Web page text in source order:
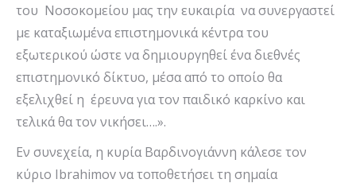
του Νοσοκομείου μας την ευκαιρία να συνεργαστεί
με καταξιωμένα επιστημονικά κέντρα του
εξωτερικού ώστε να δημιουργηθεί ένα διεθνές
επιστημονικό δίκτυο, μέσα από το οποίο θα
εξελιχθεί η έρευνα για τον παιδικό καρκίνο και
τελικά θα τον νικήσει….».
Εν συνεχεία, η κυρία Βαρδινογιάννη κάλεσε τον
κύριο Ibrahimov να τοποθετήσει τη σημαία